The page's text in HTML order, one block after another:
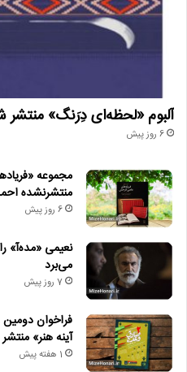
آلبوم «لحظه‌ای دِرَنگ» منتشر
6 روز پیش
مجموعه
منتشرنشده
6 روز پیش
نعیمی «مده‌آ»
می‌برد
7 روز پیش
فراخوان
آینه هنر»
1 هفته پیش